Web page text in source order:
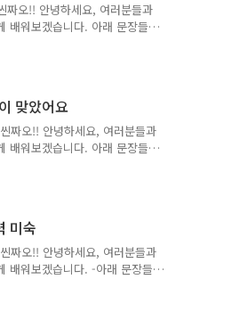
오!! 안녕하세요, 여러분들과
배워보겠습니다. 아래 문장들은
giò 음식 같이 먹어요!! 아인
ăn món chả giò nghen!!!
맞았어요
오!! 안녕하세요, 여러분들과
배워보겠습니다. 아래 문장들은
쿠폰을 줄 수 있어요. 엠 / 꼬
할 수 있다 / 주다 / 쿠폰 / -에
미숙
오!! 안녕하세요, 여러분들과
배워보겠습니다. -아래 문장들
이해했다고 생각했어요. 엠 /
오빠가 이해했다고 생각했어